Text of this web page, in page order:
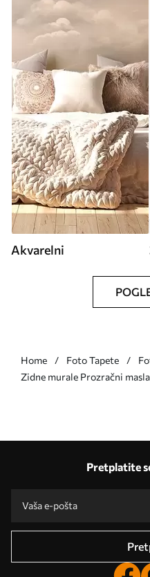
Akvarelni
Home Foto Tapete
Zidne murale Prozračni
Pretplatite